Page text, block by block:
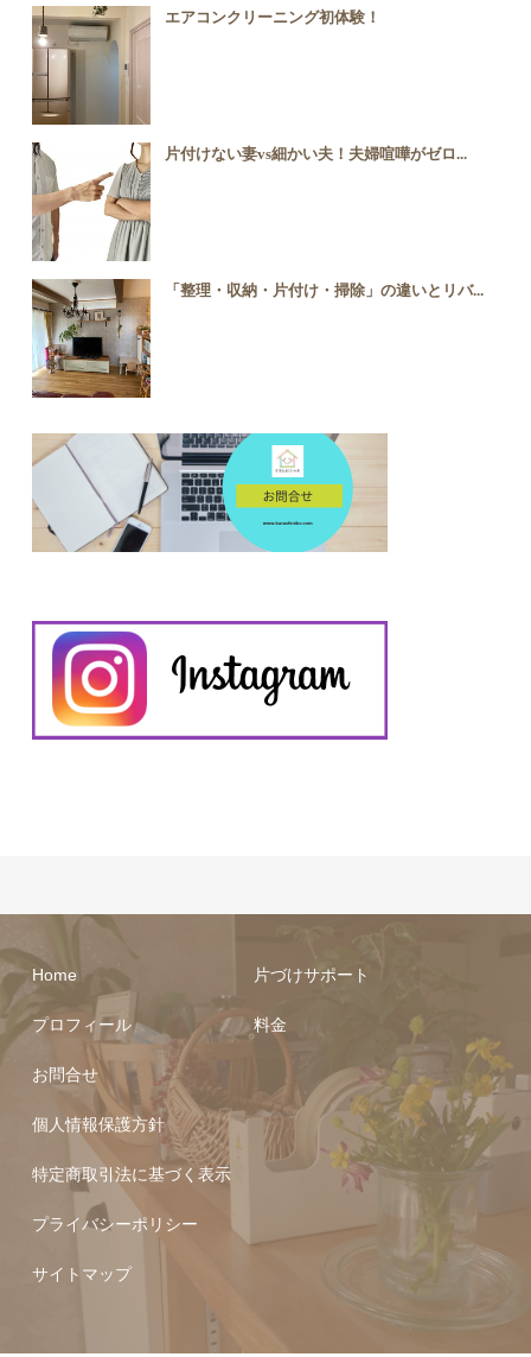
エアコンクリーニング初体験！
片付けない妻vs細かい夫！夫婦喧嘩がゼロ...
「整理・収納・片付け・掃除」の違いとリバ...
Home
プロフィール
お問合せ
片づけサポート
料金
個人情報保護方針
特定商取引法に基づく表示
プライバシーポリシー
サイトマップ